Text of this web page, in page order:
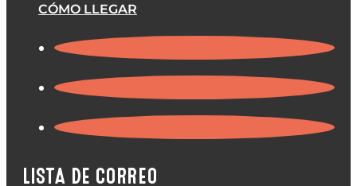
CÓMO LLEGAR
LISTA DE CORREO